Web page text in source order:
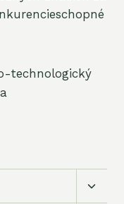
technologický